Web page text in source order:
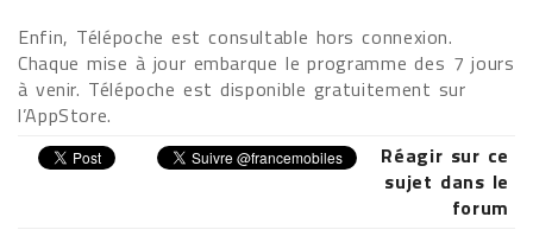
Enfin, Télépoche est consultable hors connexion.
Chaque mise à jour embarque le programme des 7 jours
à venir. Télépoche est disponible gratuitement sur
l’AppStore.
Réagir sur ce
sujet dans le
forum